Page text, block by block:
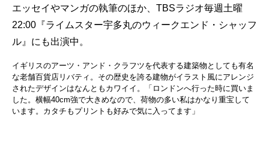
エッセイやマンガの執筆のほか、TBSラジオ毎週土曜
22:00『ライムスター宇多丸のウィークエンド・シャッフ
ル』にも出演中。
イギリスのアーツ・アンド・クラフツを代表する建築物としても有名
な老舗百貨店リバティ。その歴史を誇る建物がイラスト風にアレンジ
されたデザインはなんともカワイイ。「ロンドンへ行った時に買いま
した。横幅40cm強で大きめなので、荷物の多い私はかなり重宝して
います。カタチもプリントも好みで気に入ってます」